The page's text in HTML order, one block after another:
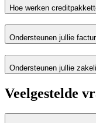
Hoe werken
Ondersteunen jullie
Ondersteunen jullie
Veelgestelde